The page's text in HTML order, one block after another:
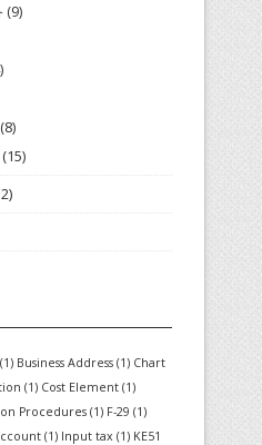
(9)
(8)
(15)
(1) Business Address (1) Chart
(1) Cost Element (1)
Procedures (1) F-29 (1)
(1) Input tax (1) KE51